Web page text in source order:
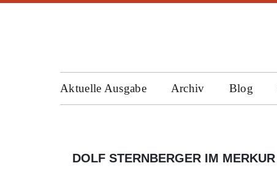
Aktuelle Ausgabe Archiv Blog
DOLF STERNBERGER IM MERKUR